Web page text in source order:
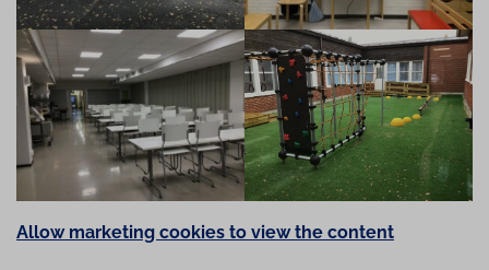
Allow marketing cookies to view the content